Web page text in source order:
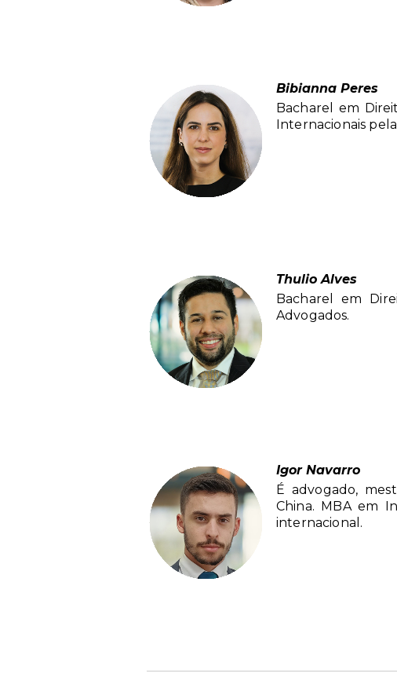
Bibianna Peres
Bacharel em
Internacionais
Thulio Alves
Bacharel em
Advogados.
Igor Navarro
É advogado,
China. MBA em
internacional.